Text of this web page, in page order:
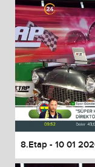
8.Etap - 10 01